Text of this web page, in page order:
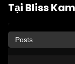
Tại Bliss